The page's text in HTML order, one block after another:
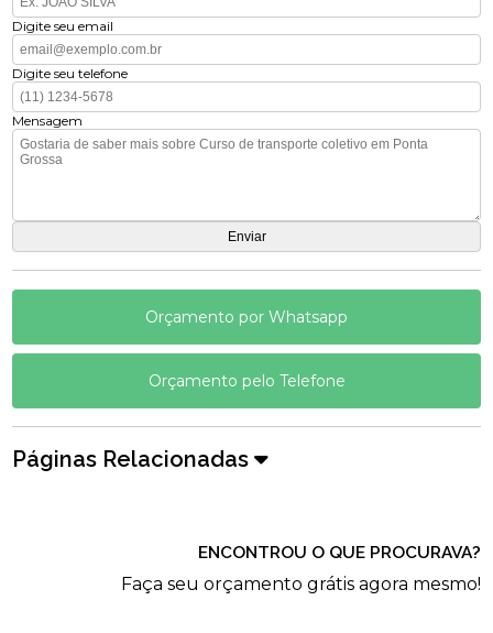
Digite seu email
Digite seu telefone
Mensagem
Orçamento por Whatsapp
Orçamento pelo Telefone
Páginas Relacionadas
ENCONTROU O QUE PROCURAVA?
Faça seu orçamento grátis agora mesmo!